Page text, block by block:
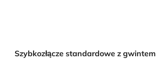
Szybkozłącze standardowe z gwintem